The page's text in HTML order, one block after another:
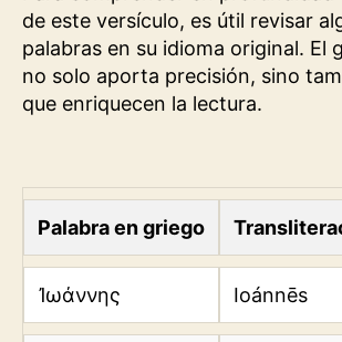
de este versículo, es útil revisar
palabras en su idioma original. El
no solo aporta precisión, sino
que enriquecen la lectura.
Palabra en griego
Ἰωάννης Ioánnēs